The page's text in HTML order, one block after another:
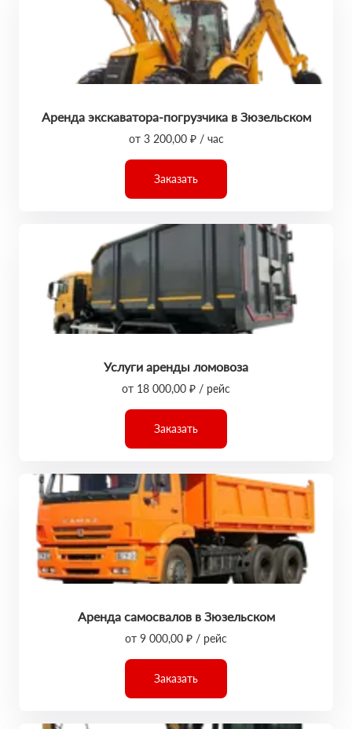
Аренда экскаватора-погрузчика в Зюзельском
от 3 200,00 ₽ / час
Заказать
Услуги аренды ломовоза
от 18 000,00 ₽ / рейс
Заказать
Аренда самосвалов в Зюзельском
от 9 000,00 ₽ / рейс
Заказать